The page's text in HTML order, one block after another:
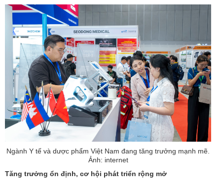
Ngành Y tế và dược phẩm Việt Nam đang tăng trưởng mạnh mẽ.
Ảnh: internet
Tăng trưởng ổn định, cơ hội phát triển rộng mở